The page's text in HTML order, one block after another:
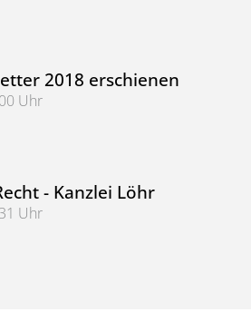
am 22.10.2019 in Wuppertal
2018 erschienen
Uhr
2018 erschienen
- Kanzlei Löhr
Uhr
- Kanzlei Löhr